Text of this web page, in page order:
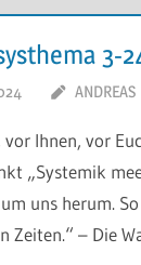
3-
ANDREAS
vor Ihnen, vor
„Systemik
uns herum.
Zeiten.“ – Die